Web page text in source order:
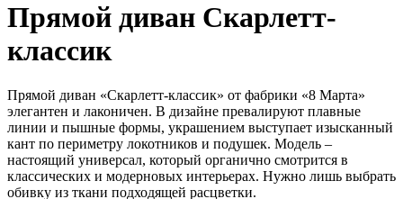
Прямой диван Скарлетт-
классик
Прямой диван «Скарлетт-классик» от фабрики «8 Марта»
элегантен и лаконичен. В дизайне превалируют плавные
линии и пышные формы, украшением выступает изысканный
кант по периметру локотников и подушек. Модель –
настоящий универсал, который органично смотрится в
классических и модерновых интерьерах. Нужно лишь выбрать
обивку из ткани подходящей расцветки.